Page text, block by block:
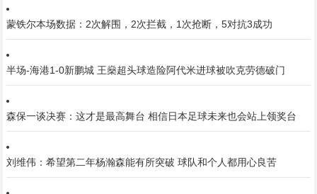
蒙铁尔本场数据：2次解围，2次拦截，1次抢断，5对抗3成功
半场-海港1-0新鹏城 王燊超头球造险阿代米进球被吹克劳德破门
森保一谈决赛：这才是最高舞台 相信日本足球未来也会站上领奖台
刘维伟：希望第二年杨瀚森能有所突破 球队和个人都用心良苦